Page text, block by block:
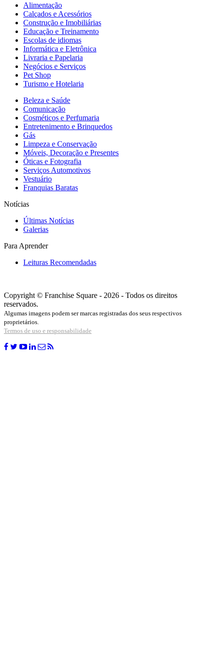
Alimentação
Calçados e Acessórios
Construção e Imobiliárias
Educação e Treinamento
Escolas de idiomas
Informática e Eletrônica
Livraria e Papelaria
Negócios e Serviços
Pet Shop
Turismo e Hotelaria
Beleza e Saúde
Comunicação
Cosméticos e Perfumaria
Entretenimento e Brinquedos
Gás
Limpeza e Conservação
Móveis, Decoração e Presentes
Óticas e Fotografia
Serviços Automotivos
Vestuário
Franquias Baratas
Notícias
Últimas Notícias
Galerias
Para Aprender
Leituras Recomendadas
Copyright © Franchise Square - 2026 - Todos os direitos
reservados.
Algumas imagens podem ser marcas registradas dos seus respectivos
proprietários.
Termos de uso e responsabilidade